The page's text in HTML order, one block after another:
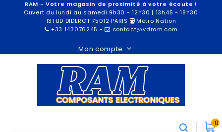
RAM - Votre magasin de proximité à votre écoute !
Ouvert du lundi au samedi 9h30 - 12h30 | 13h45 - 18h30
131 BD DIDEROT 75012 PARIS
Métro Nation
+33 143076245 - contact@vdram.com
Mon compte
0